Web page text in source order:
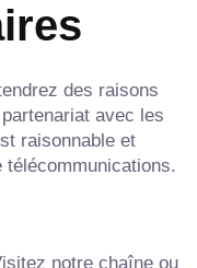
des raisons
avec les
raisonnable et
télécommunications.
notre chaîne ou